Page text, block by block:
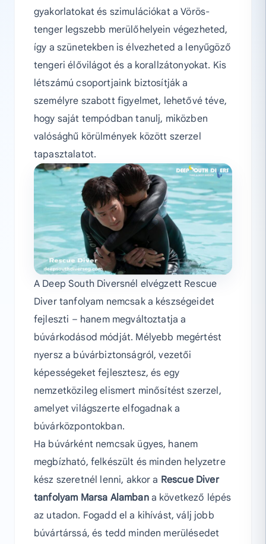
gyakorlatokat és szimulációkat a Vörös-
tenger legszebb merülőhelyein végezheted,
így a szünetekben is élvezheted a lenyűgöző
tengeri élővilágot és a korallzátonyokat. Kis
létszámú csoportjaink biztosítják a
személyre szabott figyelmet, lehetővé téve,
hogy saját tempódban tanulj, miközben
valósághű körülmények között szerzel
tapasztalatot.
A Deep South Diversnél elvégzett Rescue
Diver tanfolyam nemcsak a készségeidet
fejleszti – hanem megváltoztatja a
búvárkodásod módját. Mélyebb megértést
nyersz a búvárbiztonságról, vezetői
képességeket fejlesztesz, és egy
nemzetközileg elismert minősítést szerzel,
amelyet világszerte elfogadnak a
búvárközpontokban.
Ha búvárként nemcsak ügyes, hanem
megbízható, felkészült és minden helyzetre
kész szeretnél lenni, akkor a Rescue Diver
tanfolyam Marsa Alambana következő lépés
az utadon. Fogadd el a kihívást, válj jobb
búvártárssá, és tedd minden merülésedet